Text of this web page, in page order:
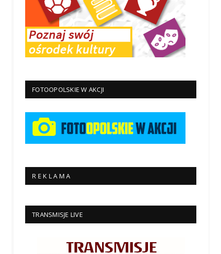
FOTOOPOLSKIE W AKCJI
R E K L A M A
TRANSMISJE LIVE